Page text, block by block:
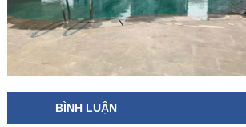
BÌNH LUẬN